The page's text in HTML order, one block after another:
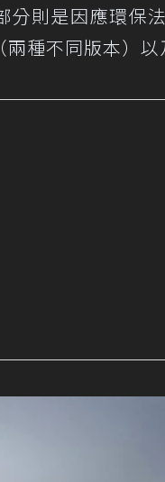
分則是因應環保
種不同版本）